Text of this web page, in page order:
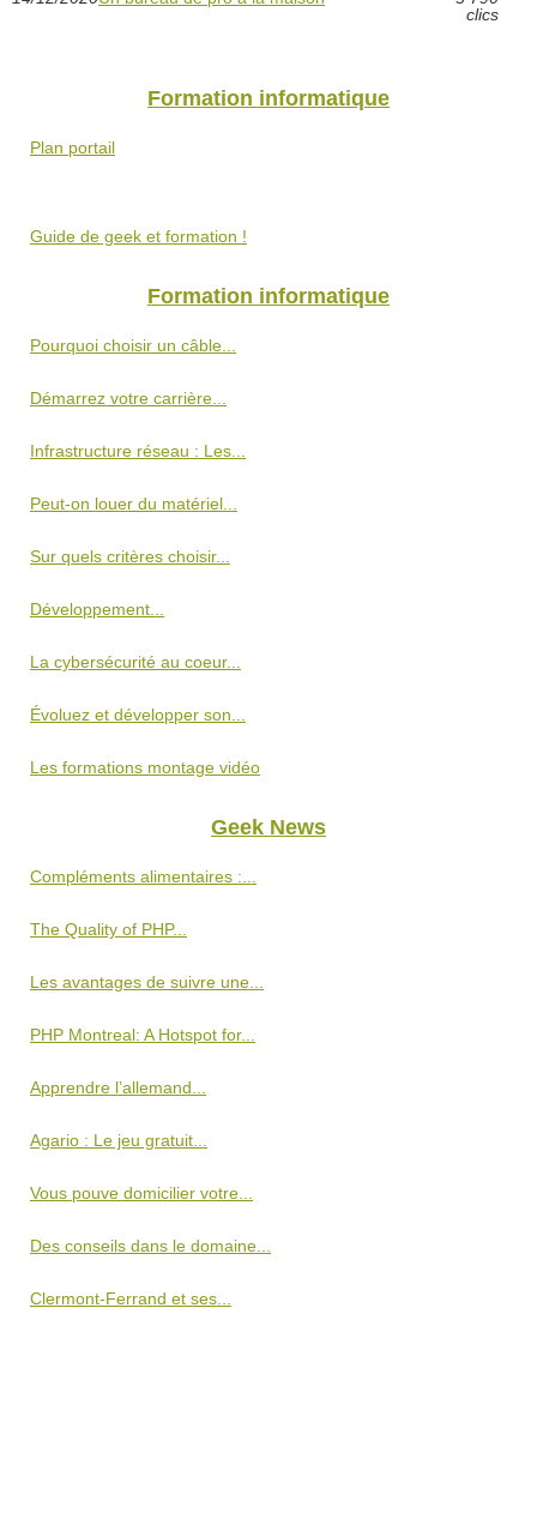
clics
Formation informatique
Plan portail
Guide de geek et formation !
Formation informatique
Pourquoi choisir un câble...
Démarrez votre carrière...
Infrastructure réseau : Les...
Peut-on louer du matériel...
Sur quels critères choisir...
Développement...
La cybersécurité au coeur...
Évoluez et développer son...
Les formations montage vidéo
Geek News
Compléments alimentaires :...
The Quality of PHP...
Les avantages de suivre une...
PHP Montreal: A Hotspot for...
Apprendre l’allemand...
Agario : Le jeu gratuit...
Vous pouve domicilier votre...
Des conseils dans le domaine...
Clermont-Ferrand et ses...